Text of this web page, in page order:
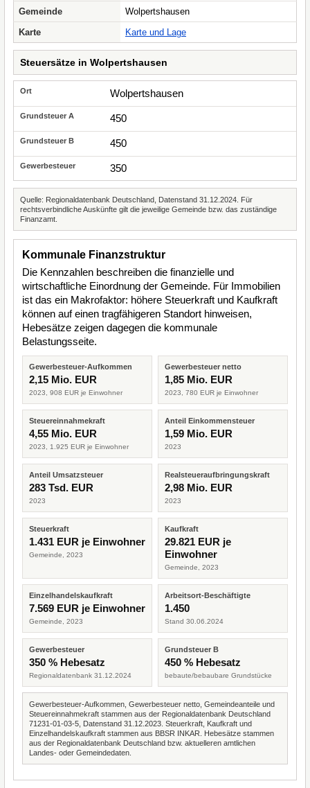
Gemeinde
Wolpertshausen
Karte
Karte und Lage
Steuersätze in Wolpertshausen
Wolpertshausen
450
450
350
Quelle: Regionaldatenbank Deutschland, Datenstand 31.12.2024. Für
rechtsverbindliche Auskünfte gilt die jeweilige Gemeinde bzw. das zuständige
Finanzamt.
Kommunale Finanzstruktur
Die Kennzahlen beschreiben die finanzielle und
wirtschaftliche Einordnung der Gemeinde. Für Immobilien
ist das ein Makrofaktor: höhere Steuerkraft und Kaufkraft
können auf einen tragfähigeren Standort hinweisen,
Hebesätze zeigen dagegen die kommunale
Belastungsseite.
Gewerbesteuer-Aufkommen
2,15 Mio. EUR
2023, 908 EUR je Einwohner
Gewerbesteuer netto
1,85 Mio. EUR
2023, 780 EUR je Einwohner
Steuereinnahmekraft
4,55 Mio. EUR
2023, 1.925 EUR je Einwohner
Anteil Einkommensteuer
1,59 Mio. EUR
2023
Anteil Umsatzsteuer
283 Tsd. EUR
2023
Realsteueraufbringungskraft
2,98 Mio. EUR
2023
Steuerkraft
1.431 EUR je Einwohner
Gemeinde, 2023
Kaufkraft
29.821 EUR je
Einwohner
Gemeinde, 2023
Einzelhandelskaufkraft
7.569 EUR je Einwohner
Gemeinde, 2023
Arbeitsort-Beschäftigte
1.450
Stand 30.06.2024
Gewerbesteuer
350 % Hebesatz
Regionaldatenbank 31.12.2024
Grundsteuer B
450 % Hebesatz
bebaute/bebaubare Grundstücke
Gewerbesteuer-Aufkommen, Gewerbesteuer netto, Gemeindeanteile und
Steuereinnahmekraft stammen aus der Regionaldatenbank Deutschland
71231-01-03-5, Datenstand 31.12.2023. Steuerkraft, Kaufkraft und
Einzelhandelskaufkraft stammen aus BBSR INKAR. Hebesätze stammen
aus der Regionaldatenbank Deutschland bzw. aktuelleren amtlichen
Landes- oder Gemeindedaten.